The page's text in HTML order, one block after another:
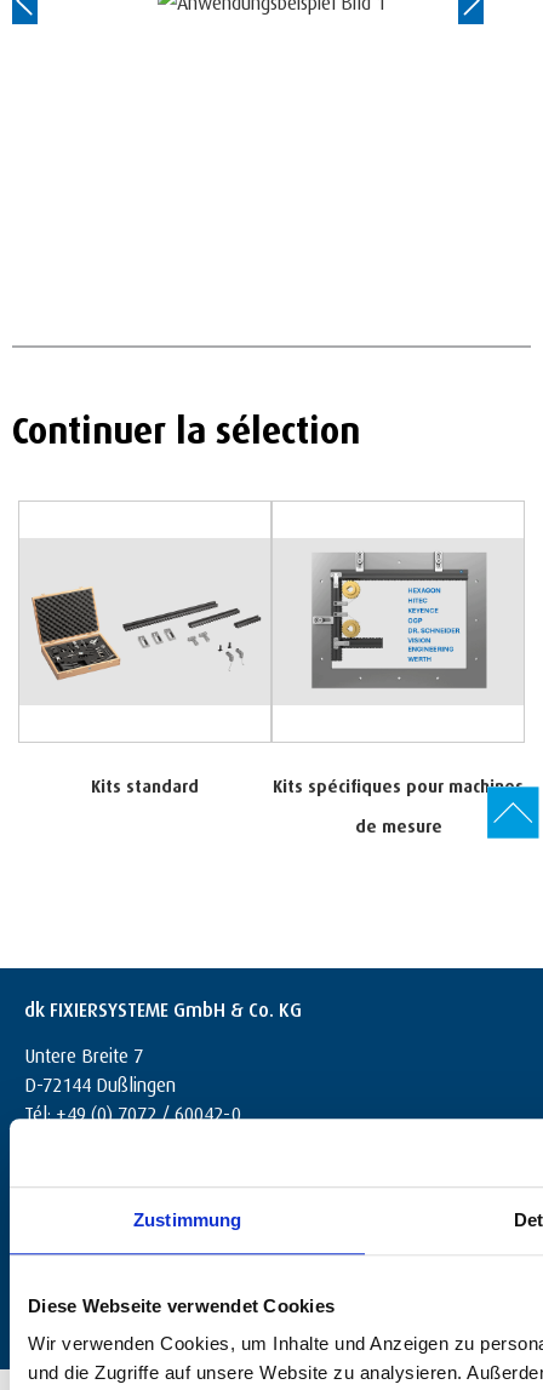
Zustimmung
Diese Webseite verwendet Cookies
Wir verwenden Cookies, um Inhalte und Anzeigen zu
und die Zugriffe auf unsere Website zu analysieren.
Continuer la sélection
Kits standard
Kits spécifiques pour machines
de mesure
dk FIXIERSYSTEME GmbH & Co. KG
Untere Breite 7
D-72144 Dußlingen
Tél: +49 (0) 7072 / 60042-0